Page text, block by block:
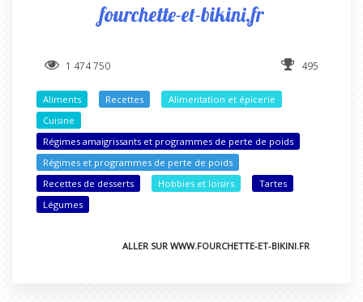
fourchette-et-bikini.fr
1 474 750 495
Aliments Recettes
Alimentation et épicerie
Cuisine
Régimes amaigrissants et programmes de perte de poids
Régimes et programmes de perte de poids
Recettes de desserts
Hobbies et loisirs
Tartes
Légumes
ALLER SUR WWW.FOURCHETTE-ET-BIKINI.FR